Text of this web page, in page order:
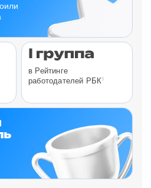
в Рейтинге
работодателей РБК5